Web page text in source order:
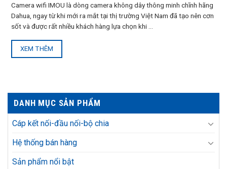
Camera wifi IMOU là dòng camera không dây thông minh chĩnh hãng
Dahua, ngay từ khi mới ra mắt tại thị trường Việt Nam đã tạo nên cơn
sốt và được rất nhiều khách hàng lựa chọn khi ...
XEM THÊM
DANH MỤC SẢN PHẨM
Cáp kết nối-đầu nối-bộ chia
Hệ thống bán hàng
Sản phẩm nổi bật